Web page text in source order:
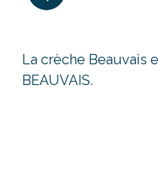
La crèche Beauvais
BEAUVAIS.